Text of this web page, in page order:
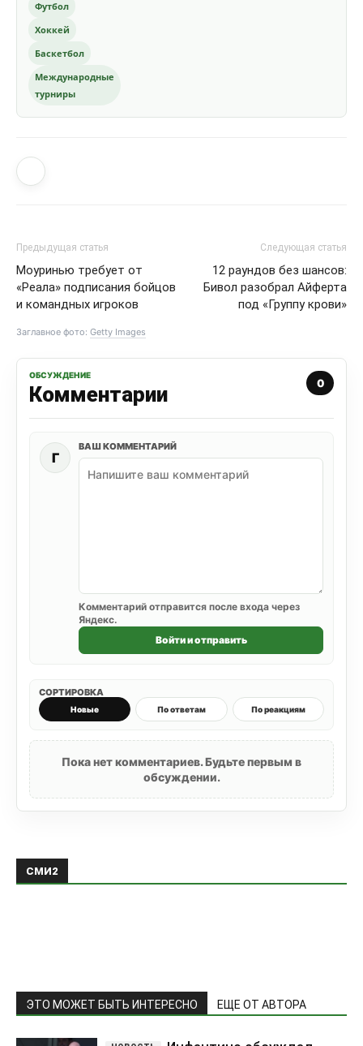
Футбол
Хоккей
Баскетбол
Международные
турниры
Предыдущая статья
Моуринью требует от
«Реала» подписания бойцов
и командных игроков
Следующая статья
12 раундов без шансов:
Бивол разобрал Айферта
под «Группу крови»
Заглавное фото: Getty Images
ОБСУЖДЕНИЕ
Комментарии 0
Г
ВАШ КОММЕНТАРИЙ
Комментарий отправится после входа через
Яндекс.
Войти и отправить
СОРТИРОВКА
Новые По ответам По реакциям
Пока нет комментариев. Будьте первым в
обсуждении.
СМИ2
ЭТО МОЖЕТ БЫТЬ ИНТЕРЕСНО ЕЩЕ ОТ АВТОРА